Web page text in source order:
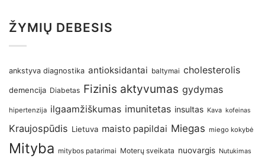
ŽYMIŲ DEBESIS
ankstyva diagnostika antioksidantai baltymai cholesterolis
demencija Diabetas Fizinis aktyvumas gydymas
hipertenzija ilgaamžiškumas imunitetas insultas Kava kofeinas
Kraujospūdis Lietuva maisto papildai Miegas miego kokybė
Mityba mitybos patarimai Moterų sveikata nuovargis Nutukimas